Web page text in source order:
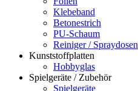
Klebeband
Betonestrich
PU-Schaum
Reiniger / Spraydosen
Kunststoffplatten
Hobbyglas
Spielgeräte / Zubehör
Spielgeräte